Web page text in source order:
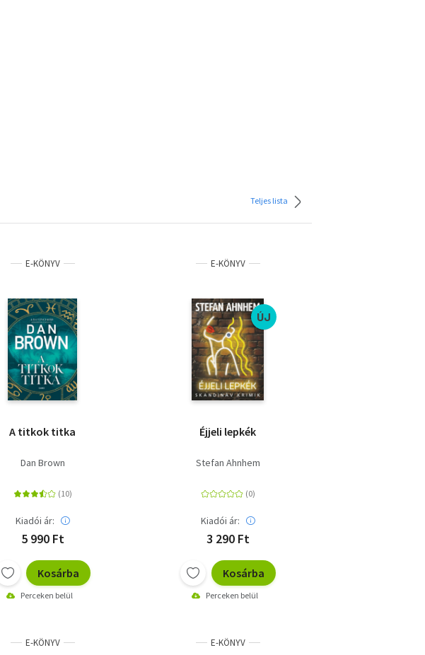
Teljes lista
E-KÖNYV
A titkok titka
Dan Brown
Kiadói ár:
5 990 Ft
Kosárba
Perceken belül
E-KÖNYV
ÚJ
Éjjeli lepkék
Stefan Ahnhem
Kiadói ár:
3 290 Ft
Kosárba
Perceken belül
E-KÖNYV E-KÖNYV